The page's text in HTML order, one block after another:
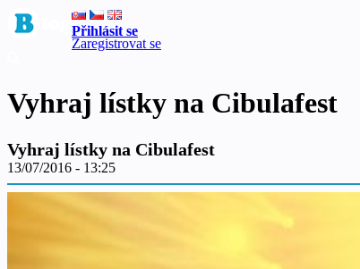
Přihlásit se
Zaregistrovat se
Vyhraj lístky na Cibulafest
Vyhraj lístky na Cibulafest
13/07/2016 - 13:25